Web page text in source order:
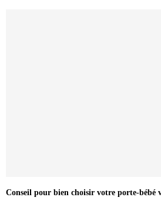
Conseil pour bien choisir votre porte-bébé